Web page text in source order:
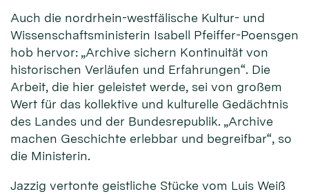
Auch die nordrhein-westfälische Kultur- und
Wissenschaftsministerin Isabell Pfeiffer-Poensgen
hob hervor: „Archive sichern Kontinuität von
historischen Verläufen und Erfahrungen“. Die
Arbeit, die hier geleistet werde, sei von großem
Wert für das kollektive und kulturelle Gedächtnis
des Landes und der Bundesrepublik. „Archive
machen Geschichte erlebbar und begreifbar“, so
die Ministerin.
Jazzig vertonte geistliche Stücke vom Luis Weiß